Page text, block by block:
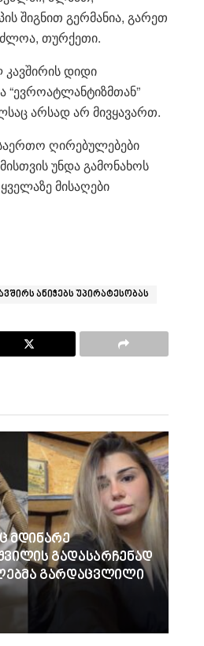
შიგნით გერმანია, გარეთ
თურქეთი.
დიდი
“ევროატლანტიზმთან”
არსად არ მივყავართ.
ღირებულებები
უნდა გამონახოს
მისაღები
ანიჭებს უპირატესობას
მდინარე
გადასარჩენად
გარდაცვლილი